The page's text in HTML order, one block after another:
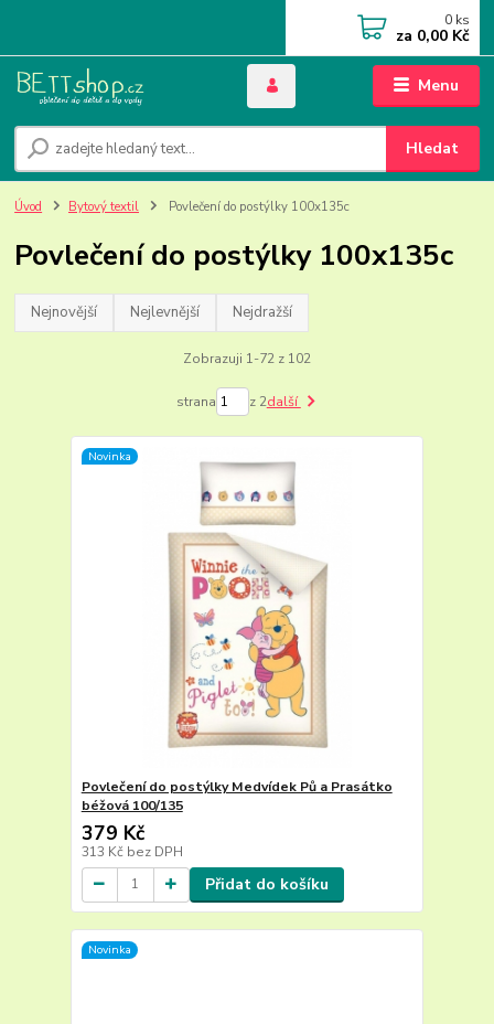
Menu
Hledat
0 ks
za 0,00 Kč
Úvod Bytový textil Povlečení do postýlky 100x135c
Povlečení do postýlky 100x135c
Nejnovější Nejlevnější Nejdražší
Zobrazuji 1-72 z 102
strana z 2další
Novinka
Povlečení do postýlky Medvídek Pů a Prasátko
béžová 100/135
379 Kč
313 Kč bez DPH
Přidat do košíku
Novinka